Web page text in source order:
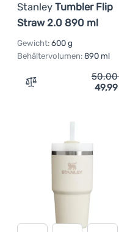
Stanley Tumbler Flip
Straw 2.0 890 ml
Gewicht: 600 g
Behältervolumen: 890 ml
Zum Vergleich49,99